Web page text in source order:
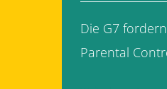
Die G7
Parental